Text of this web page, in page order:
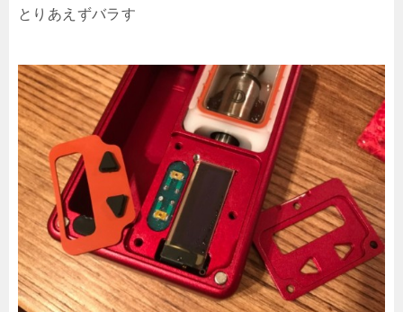
とりあえずバラす